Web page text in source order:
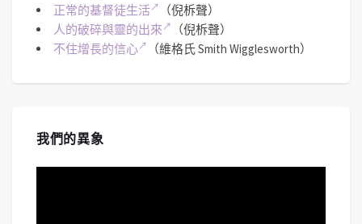
正常的基督徒生活
（倪柝聲）
人的破碎與靈的出來
（倪柝聲）
不住增長的信心
（維格氏 Smith Wigglesworth）
我們的異象